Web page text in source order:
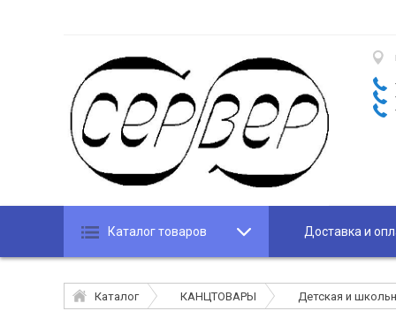
Каталог товаров Доставка и
Каталог КАНЦТОВАРЫ Детская и